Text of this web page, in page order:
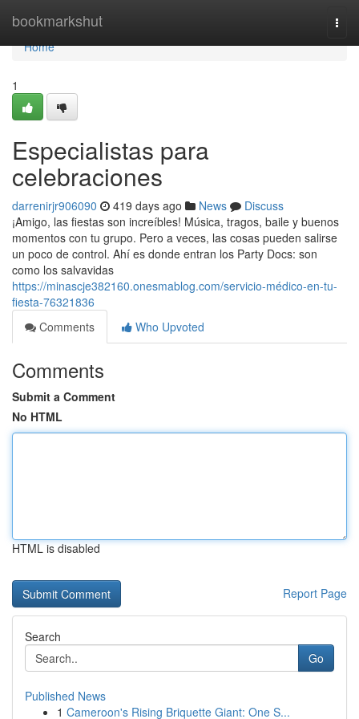
bookmarkshut
Home
Home
1
Especialistas para
celebraciones
darrenirjr906090 419 days ago News
Discuss
¡Amigo, las fiestas son increíbles! Música, tragos, baile y buenos
momentos con tu grupo. Pero a veces, las cosas pueden salirse
un poco de control. Ahí es donde entran los Party Docs: son
como los salvavidas
https://minascje382160.onesmablog.com/servicio-médico-en-tu-
fiesta-76321836
Comments
Who Upvoted
Comments
Submit a Comment
No HTML
HTML is disabled
Report Page
Search
Go
Published News
1 Cameroon's Rising Briquette Giant: One S...